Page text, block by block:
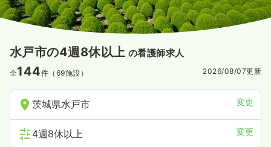
水戸市の4週8休以上 の看護師求人
全144件（69施設） 2026/08/07更新
茨城県水戸市 変更
4週8休以上 変更